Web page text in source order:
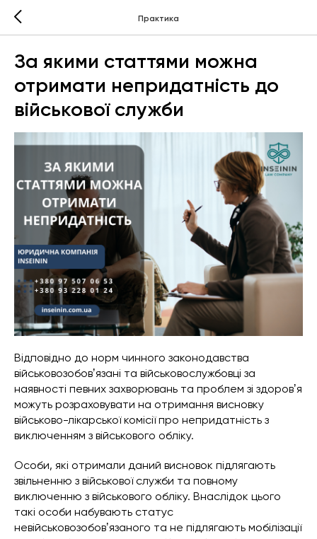
Практика
За якими статтями можна
отримати непридатність до
військової служби
Відповідно до норм чинного законодавства
військовозобовʼязані та військовослужбовці за
наявності певних захворювань та проблем зі здоровʼя
можуть розраховувати на отримання висновку
військово-лікарської комісії про непридатність з
виключенням з військового обліку.
Особи, які отримали даний висновок підлягають
звільненню з військової служби та повному
виключенню з військового обліку. Внаслідок цього
такі особи набувають статус
невійськовозобовʼязаного та не підлягають мобілізації